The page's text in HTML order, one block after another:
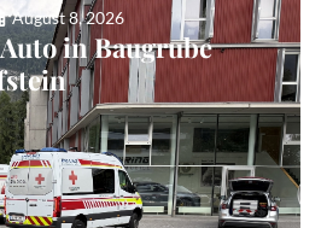
August 8, 2026
in Baugrube